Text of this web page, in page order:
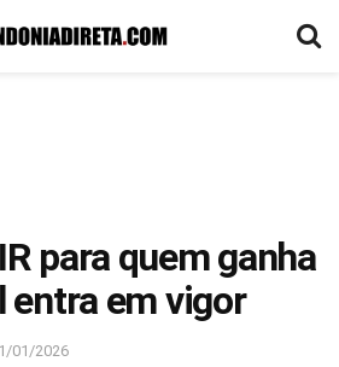
para quem ganha
entra em vigor
01/2026